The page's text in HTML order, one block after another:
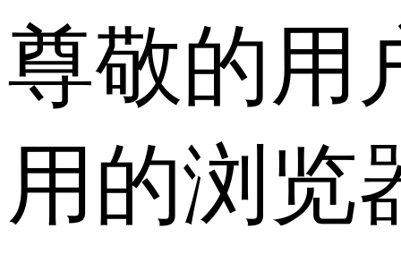
尊敬的用
用的浏览